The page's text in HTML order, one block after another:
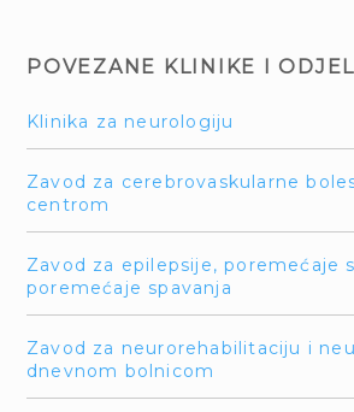
POVEZANE KLINIKE I
Klinika za neurologiju
Zavod za cerebrovaskularne
centrom
Zavod za epilepsije, poremećaje
poremećaje spavanja
Zavod za neurorehabilitaciju i
dnevnom bolnicom